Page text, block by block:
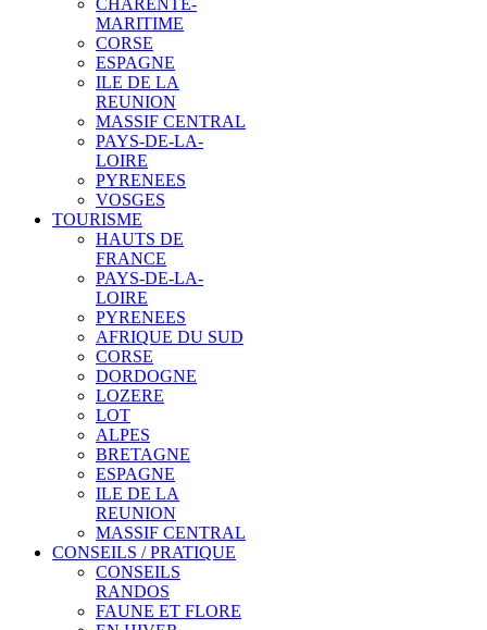
CHARENTE-
MARITIME
CORSE
ESPAGNE
ILE DE LA
REUNION
MASSIF CENTRAL
PAYS-DE-LA-
LOIRE
PYRENEES
VOSGES
TOURISME
HAUTS DE
FRANCE
PAYS-DE-LA-
LOIRE
PYRENEES
AFRIQUE DU SUD
CORSE
DORDOGNE
LOZERE
LOT
ALPES
BRETAGNE
ESPAGNE
ILE DE LA
REUNION
MASSIF CENTRAL
CONSEILS / PRATIQUE
CONSEILS
RANDOS
FAUNE ET FLORE